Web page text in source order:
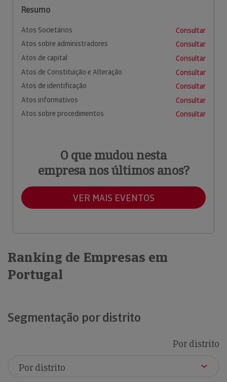
Resumo
Atos Societários
Consultar
Atos sobre administradores
Consultar
Atos de capital
Consultar
Atos de Constituição e Alteração
Consultar
Atos de identificação
Consultar
Atos informativos
Consultar
Atos sobre procedimentos
Consultar
O que mudou nesta
empresa nos últimos anos?
VER MAIS EVENTOS
Ranking de Empresas em
Portugal
Segmentação por distrito
Por distrito